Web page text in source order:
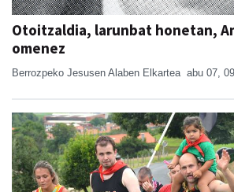
Otoitzaldia, larunbat honetan,
omenez
Berrozpeko Jesusen Alaben Elkartea abu 07,